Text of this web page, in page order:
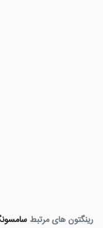
رینگتون های مرتبط